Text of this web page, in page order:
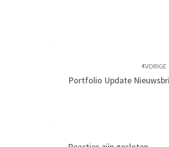
VORIGE
Portfolio Update